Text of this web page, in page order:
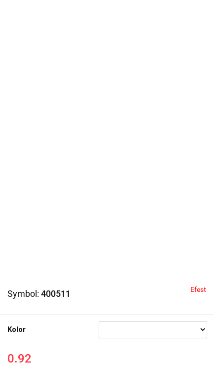
Symbol: 400511 Efest
Kolor
0.92